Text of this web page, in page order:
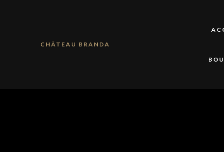
CHÂTEAU BRANDA